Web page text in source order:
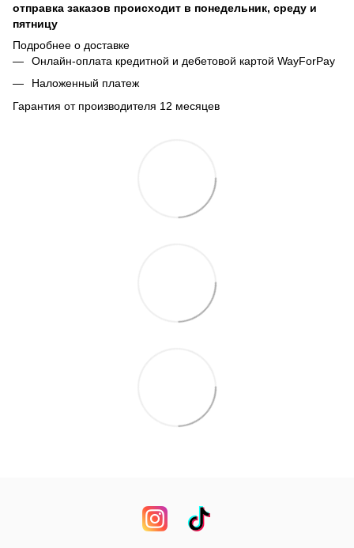
отправка заказов происходит в понедельник, среду и
пятницу
Подробнее о доставке
Онлайн-оплата кредитной и дебетовой картой WayForPay
Наложенный платеж
Гарантия от производителя 12 месяцев